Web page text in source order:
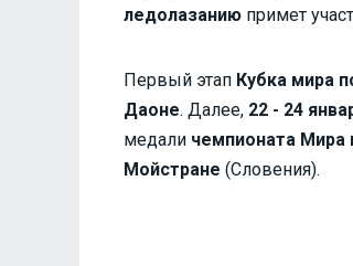
ледолазанию примет
Первый этап Кубка мира
Даоне. Далее, 22 - 24
медали чемпионата Мира
Мойстране (Словения).